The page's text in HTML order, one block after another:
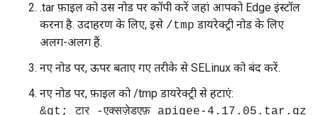
.tar फ़ाइल को उस नोड पर कॉपी करें जहां आपको Edge इंस्टॉल
करना है. उदाहरण के लिए, इसे /tmp डायरेक्ट्री नोड के लिए
अलग-अलग हैं.
नए नोड पर, ऊपर बताए गए तरीके से SELinux को बंद करें.
नए नोड पर, फ़ाइल को /tmp डायरेक्ट्री से हटाएं:
&gt; टार -एक्सज़ेडएफ़ apigee-4.17.05.tar.gz